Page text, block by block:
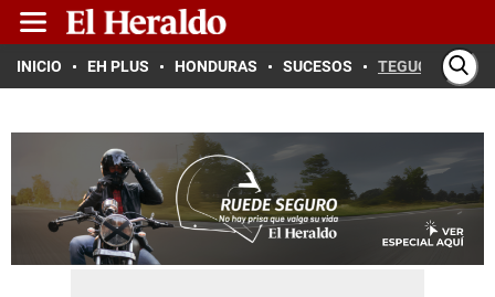
INICIO EH PLUS HONDURAS SUCESOS TEGUCIGALPA